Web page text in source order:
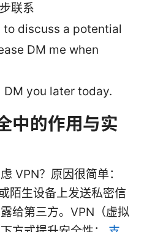
联系
to discuss a potential
DM me when
DM you later today.
中的作用与实
VPN？原因很简单：
陌生设备上发送私密信
给第三方。VPN（虚拟